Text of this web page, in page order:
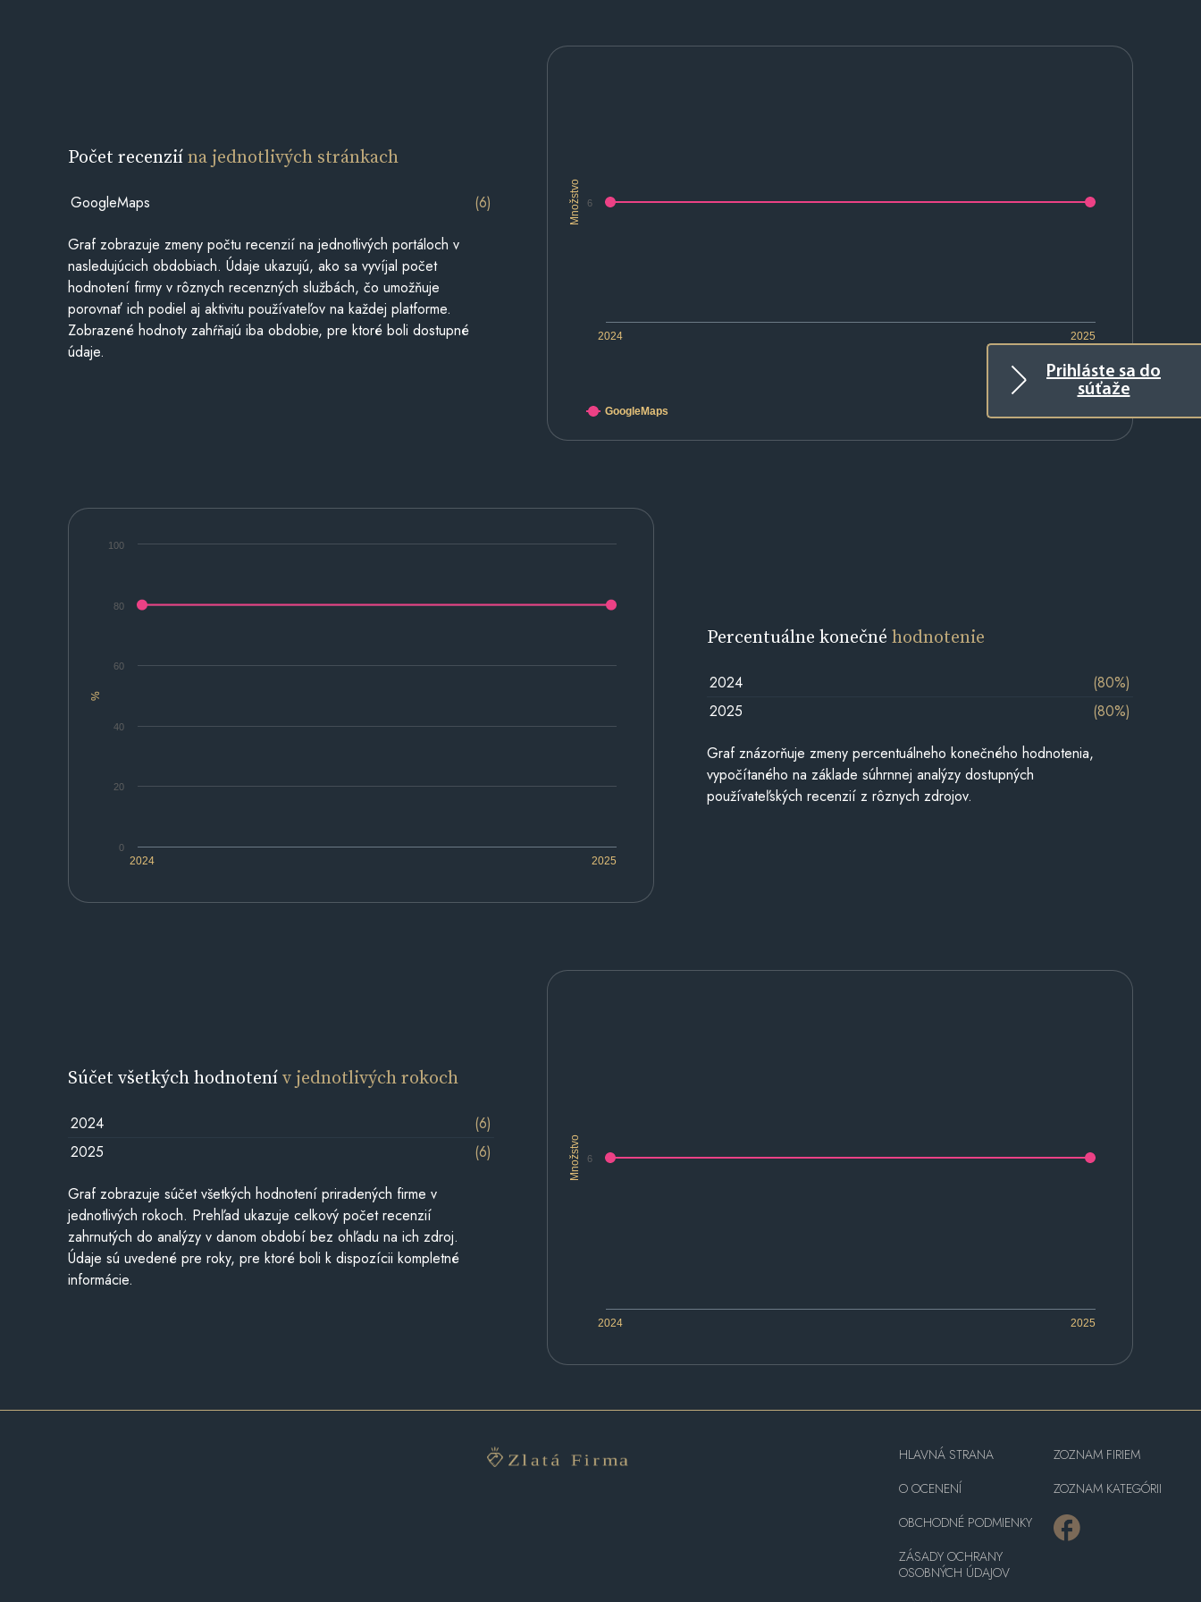
Prihláste sa do
súťaže
Množstvo
2024 2025
6
GoogleMaps
Počet recenziína jednotlivých stránkach
GoogleMaps (6)
Graf zobrazuje zmeny počtu recenzií na jednotlivých portáloch v
nasledujúcich obdobiach. Údaje ukazujú, ako sa vyvíjal počet
hodnotení firmy v rôznych recenzných službách, čo umožňuje
porovnať ich podiel aj aktivitu používateľov na každej platforme.
Zobrazené hodnoty zahŕňajú iba obdobie, pre ktoré boli dostupné
údaje.
%
2024 2025
0
20
40
60
80
100
Percentuálne konečnéhodnotenie
2024
(80%)
2025
(80%)
Graf znázorňuje zmeny percentuálneho konečného hodnotenia,
vypočítaného na základe súhrnnej analýzy dostupných
používateľských recenzií z rôznych zdrojov.
Množstvo
2024 2025
6
Súčet všetkých hodnotenív jednotlivých rokoch
2024
(6)
2025
(6)
Graf zobrazuje súčet všetkých hodnotení priradených firme v
jednotlivých rokoch. Prehľad ukazuje celkový počet recenzií
zahrnutých do analýzy v danom období bez ohľadu na ich zdroj.
Údaje sú uvedené pre roky, pre ktoré boli k dispozícii kompletné
informácie.
HLAVNÁ STRANA
O OCENENÍ
OBCHODNÉ PODMIENKY
ZÁSADY OCHRANY
OSOBNÝCH ÚDAJOV
ZOZNAM FIRIEM
ZOZNAM KATEGÓRII